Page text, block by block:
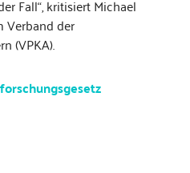
Fall“, kritisiert Michael
Verband der
(VPKA).